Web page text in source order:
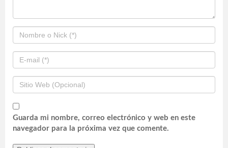
Guarda mi nombre, correo electrónico y web en este
navegador para la próxima vez que comente.